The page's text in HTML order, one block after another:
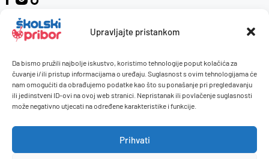
Upravljajte pristankom
Da bismo pružili najbolje iskustvo, koristimo tehnologije poput kolačića za
čuvanje i/ili pristup informacijama o uređaju. Suglasnost s ovim tehnologijama će
nam omogućiti da obrađujemo podatke kao što su ponašanje pri pregledavanju
ili jedinstveni ID-ovi na ovoj web stranici. Nepristanak ili povlačenje suglasnosti
može negativno utjecati na određene karakteristike i funkcije.
Prihvati
Kontakt
O nama
Naručivanje i plaćanje
Uvjeti korištenja
Pravilnik giveaway
Politika privatnosti
Povrati / reklamacije